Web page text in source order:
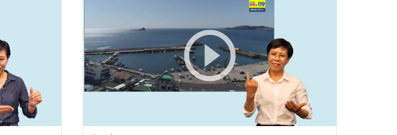
play_circle_outline